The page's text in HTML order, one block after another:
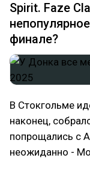
Spirit. Faze
финале?
В Стокгольме
наконец,
попрощались с
неожиданно -